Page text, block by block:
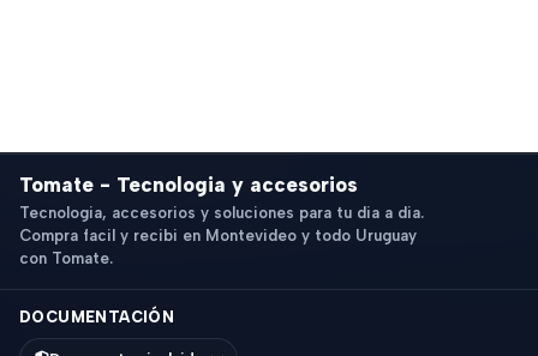
Tomate - Tecnologia y accesorios
Tecnologia, accesorios y soluciones para tu dia a dia.
Compra facil y recibi en Montevideo y todo Uruguay
con Tomate.
DOCUMENTACIÓN